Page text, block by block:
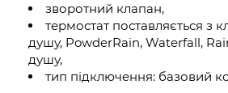
зворотний клапан,
термостат поставляється з
душу, PowderRain, Waterfall,
душу,
тип підключення: базовий